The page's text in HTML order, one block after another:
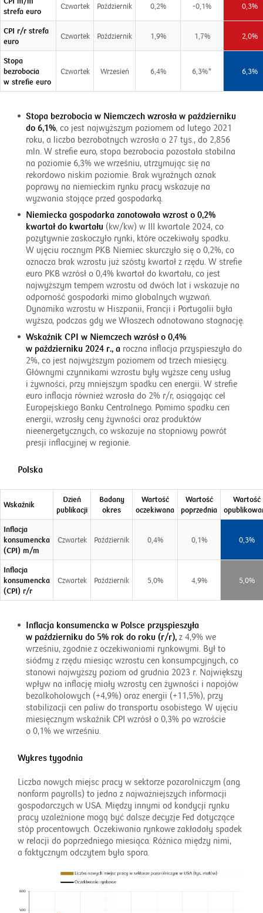
strefa euro
Czwartek Październik 0,2% -0,1% 0,3%
CPI r/r strefa
euro
Czwartek Październik 1,9% 1,7% 2,0%
Stopa
bezrobocia
w strefie euro
Czwartek Wrzesień 6,4% 6,3%* 6,3%
Stopa bezrobocia w Niemczech wzrosła w październiku
do 6,1%, co jest najwyższym poziomem od lutego 2021
roku, a liczba bezrobotnych wzrosła o 27 tys., do 2,856
mln. W strefie euro, stopa bezrobocia pozostała stabilna
na poziomie 6,3% we wrześniu, utrzymując się na
rekordowo niskim poziomie. Brak wyraźnych oznak
poprawy na niemieckim rynku pracy wskazuje na
wyzwania stojące przed gospodarką.
Niemiecka gospodarka zanotowała wzrost o 0,2%
kwartał do kwartału (kw/kw) w III kwartale 2024, co
pozytywnie zaskoczyło rynki, które oczekiwały spadku.
W ujęciu rocznym PKB Niemiec skurczyło się o 0,2%, co
oznacza brak wzrostu już szósty kwartał z rzędu. W strefie
euro PKB wzrósł o 0,4% kwartał do kwartału, co jest
najwyższym tempem wzrostu od dwóch lat i wskazuje na
odporność gospodarki mimo globalnych wyzwań.
Dynamika wzrostu w Hiszpanii, Francji i Portugalii była
wyższa, podczas gdy we Włoszech odnotowano stagnację.
Wskaźnik CPI w Niemczech wzrósł o 0,4%
w październiku 2024 r., a roczna inflacja przyspieszyła do
2%, co jest najwyższym poziomem od trzech miesięcy.
Głównymi czynnikami wzrostu były wyższe ceny usług
i żywności, przy mniejszym spadku cen energii. W strefie
euro inflacja również wzrosła do 2% r/r, osiągając cel
Europejskiego Banku Centralnego. Pomimo spadku cen
energii, wzrosły ceny żywności oraz produktów
nieenergetycznych, co wskazuje na stopniowy powrót
presji inflacyjnej w regionie.
Polska
Wskaźnik
Dzień
publikacji
Badany
okres
Wartość
oczekiwana
Wartość
poprzednia
Wartość
Inflacja
konsumencka
(CPI) m/m
Czwartek Październik 0,4% 0,1% 0,3%
Inflacja
konsumencka
(CPI) r/r
Czwartek Październik 5,0% 4,9% 5,0%
Inflacja konsumencka w Polsce przyspieszyła
w październiku do 5% rok do roku (r/r), z 4,9% we
wrześniu, zgodnie z oczekiwaniami rynkowymi. Był to
siódmy z rzędu miesiąc wzrostu cen konsumpcyjnych, co
stanowi najwyższy poziom od grudnia 2023 r. Największy
wpływ na inflację miały wzrosty cen żywności i napojów
bezalkoholowych (+4,9%) oraz energii (+11,5%), przy
stabilizacji cen paliw do transportu osobistego. W ujęciu
miesięcznym wskaźnik CPI wzrósł o 0,3% po wzroście
o 0,1% we wrześniu.
Wykres tygodnia
Liczba nowych miejsc pracy w sektorze pozarolniczym (ang.
nonfarm payrolls) to jedna z najważniejszych informacji
gospodarczych w USA. Między innymi od kondycji rynku
pracy uzależnione mogą być dalsze decyzje Fed dotyczące
stóp procentowych. Oczekiwania rynkowe zakładały spadek
w relacji do poprzedniego miesiąca. Różnica między nimi,
a faktycznym odczytem była spora.